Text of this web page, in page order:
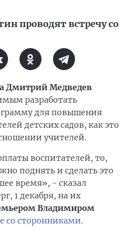
проводят встречу со
Дмитрий Медведев
разработать
для повышения
детских садов, как это
учителей.
воспитателей, то,
поднять и сделать это
время», - сказал
1 декабря, на их
Владимиром
со сторонниками.